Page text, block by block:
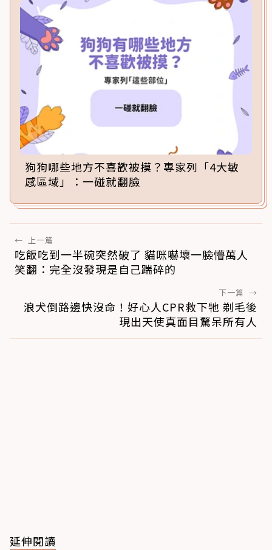
狗狗哪些地方不喜歡被摸？專家列「4大敏
感區域」：一碰就翻臉
← 上一篇
吃飯吃到一半碗突然破了 貓咪嚇壞一臉懵萬人
笑翻：完全沒發現是自己踹碎的
下一篇 →
浪犬倒路邊快沒命！好心人CPR救下牠 剃毛後
現出天使真面目驚呆所有人
延伸閱讀